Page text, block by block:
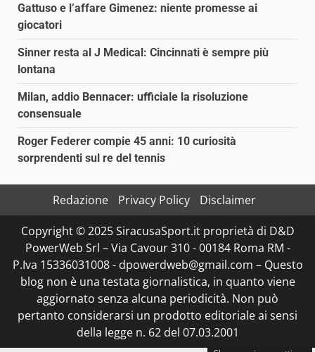
Gattuso e l’affare Gimenez: niente promesse ai
giocatori
Sinner resta al J Medical: Cincinnati è sempre più
lontana
Milan, addio Bennacer: ufficiale la risoluzione
consensuale
Roger Federer compie 45 anni: 10 curiosità
sorprendenti sul re del tennis
Redazione Privacy Policy
Disclaimer
Copyright © 2025 SiracusaSport.it proprietà di D&D
PowerWeb Srl – Via Cavour 310 - 00184 Roma RM -
P.Iva 15336031008 - dpowerdweb@gmail.com – Questo
blog non è una testata giornalistica, in quanto viene
aggiornato senza alcuna periodicità. Non può
pertanto considerarsi un prodotto editoriale ai sensi
della legge n. 62 del 07.03.2001